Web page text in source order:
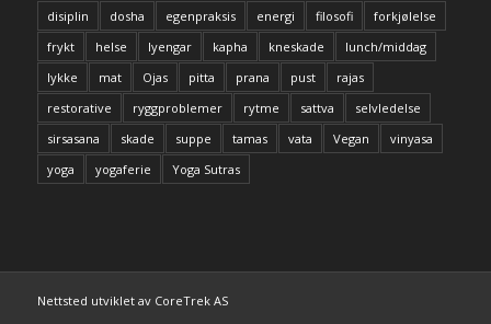
disiplin
dosha egenpraksis energi filosofi
forkjølelse
frykt
helse Iyengar kapha kneskade
lunch/middag
lykke
mat Ojas pitta prana pust
rajas
restorative
ryggproblemer rytme sattva
selvledelse
sirsasana
skade suppe tamas vata Vegan
vinyasa
yoga
yogaferie Yoga Sutras
Nettsted utviklet av CoreTrek AS